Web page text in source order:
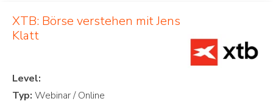
XTB: Börse verstehen mit Jens
Klatt
Level:
Typ: